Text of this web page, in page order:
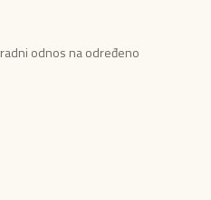
odnos na određeno